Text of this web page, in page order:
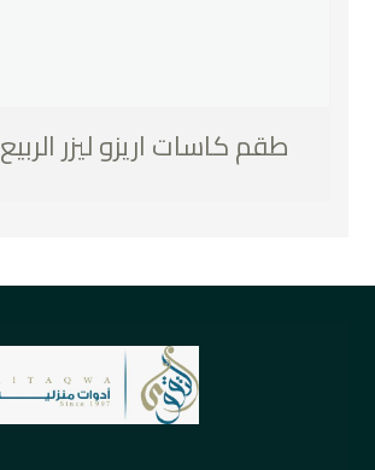
طقم كاسات اريزو ليزر الربيع 6 قطع